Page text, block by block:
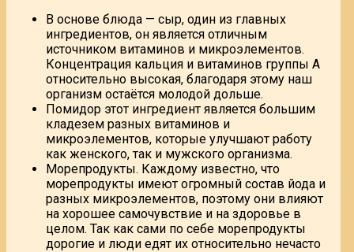
В основе блюда — сыр, один из главных
ингредиентов, он является отличным
источником витаминов и микроэлементов.
Концентрация кальция и витаминов группы А
относительно высокая, благодаря этому наш
организм остаётся молодой дольше.
Помидор этот ингредиент является большим
кладезем разных витаминов и
микроэлементов, которые улучшают работу
как женского, так и мужского организма.
Морепродукты. Каждому известно, что
морепродукты имеют огромный состав йода и
разных микроэлементов, поэтому они влияют
на хорошее самочувствие и на здоровье в
целом. Так как сами по себе морепродукты
дорогие и люди едят их относительно нечасто